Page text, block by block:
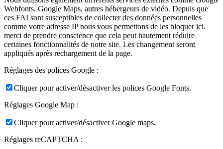
Webfonts, Google Maps, autres hébergeurs de vidéo. Depuis que
ces FAI sont susceptibles de collecter des données personnelles
comme votre adresse IP nous vous permettons de les bloquer ici.
merci de prendre conscience que cela peut hautement réduire
certaines fonctionnalités de notre site. Les changement seront
appliqués après rechargement de la page.
Réglages des polices Google :
Cliquer pour activer/désactiver les polices Google Fonts.
Réglages Google Map :
Cliquer pour activer/désactiver Google maps.
Réglages reCAPTCHA :